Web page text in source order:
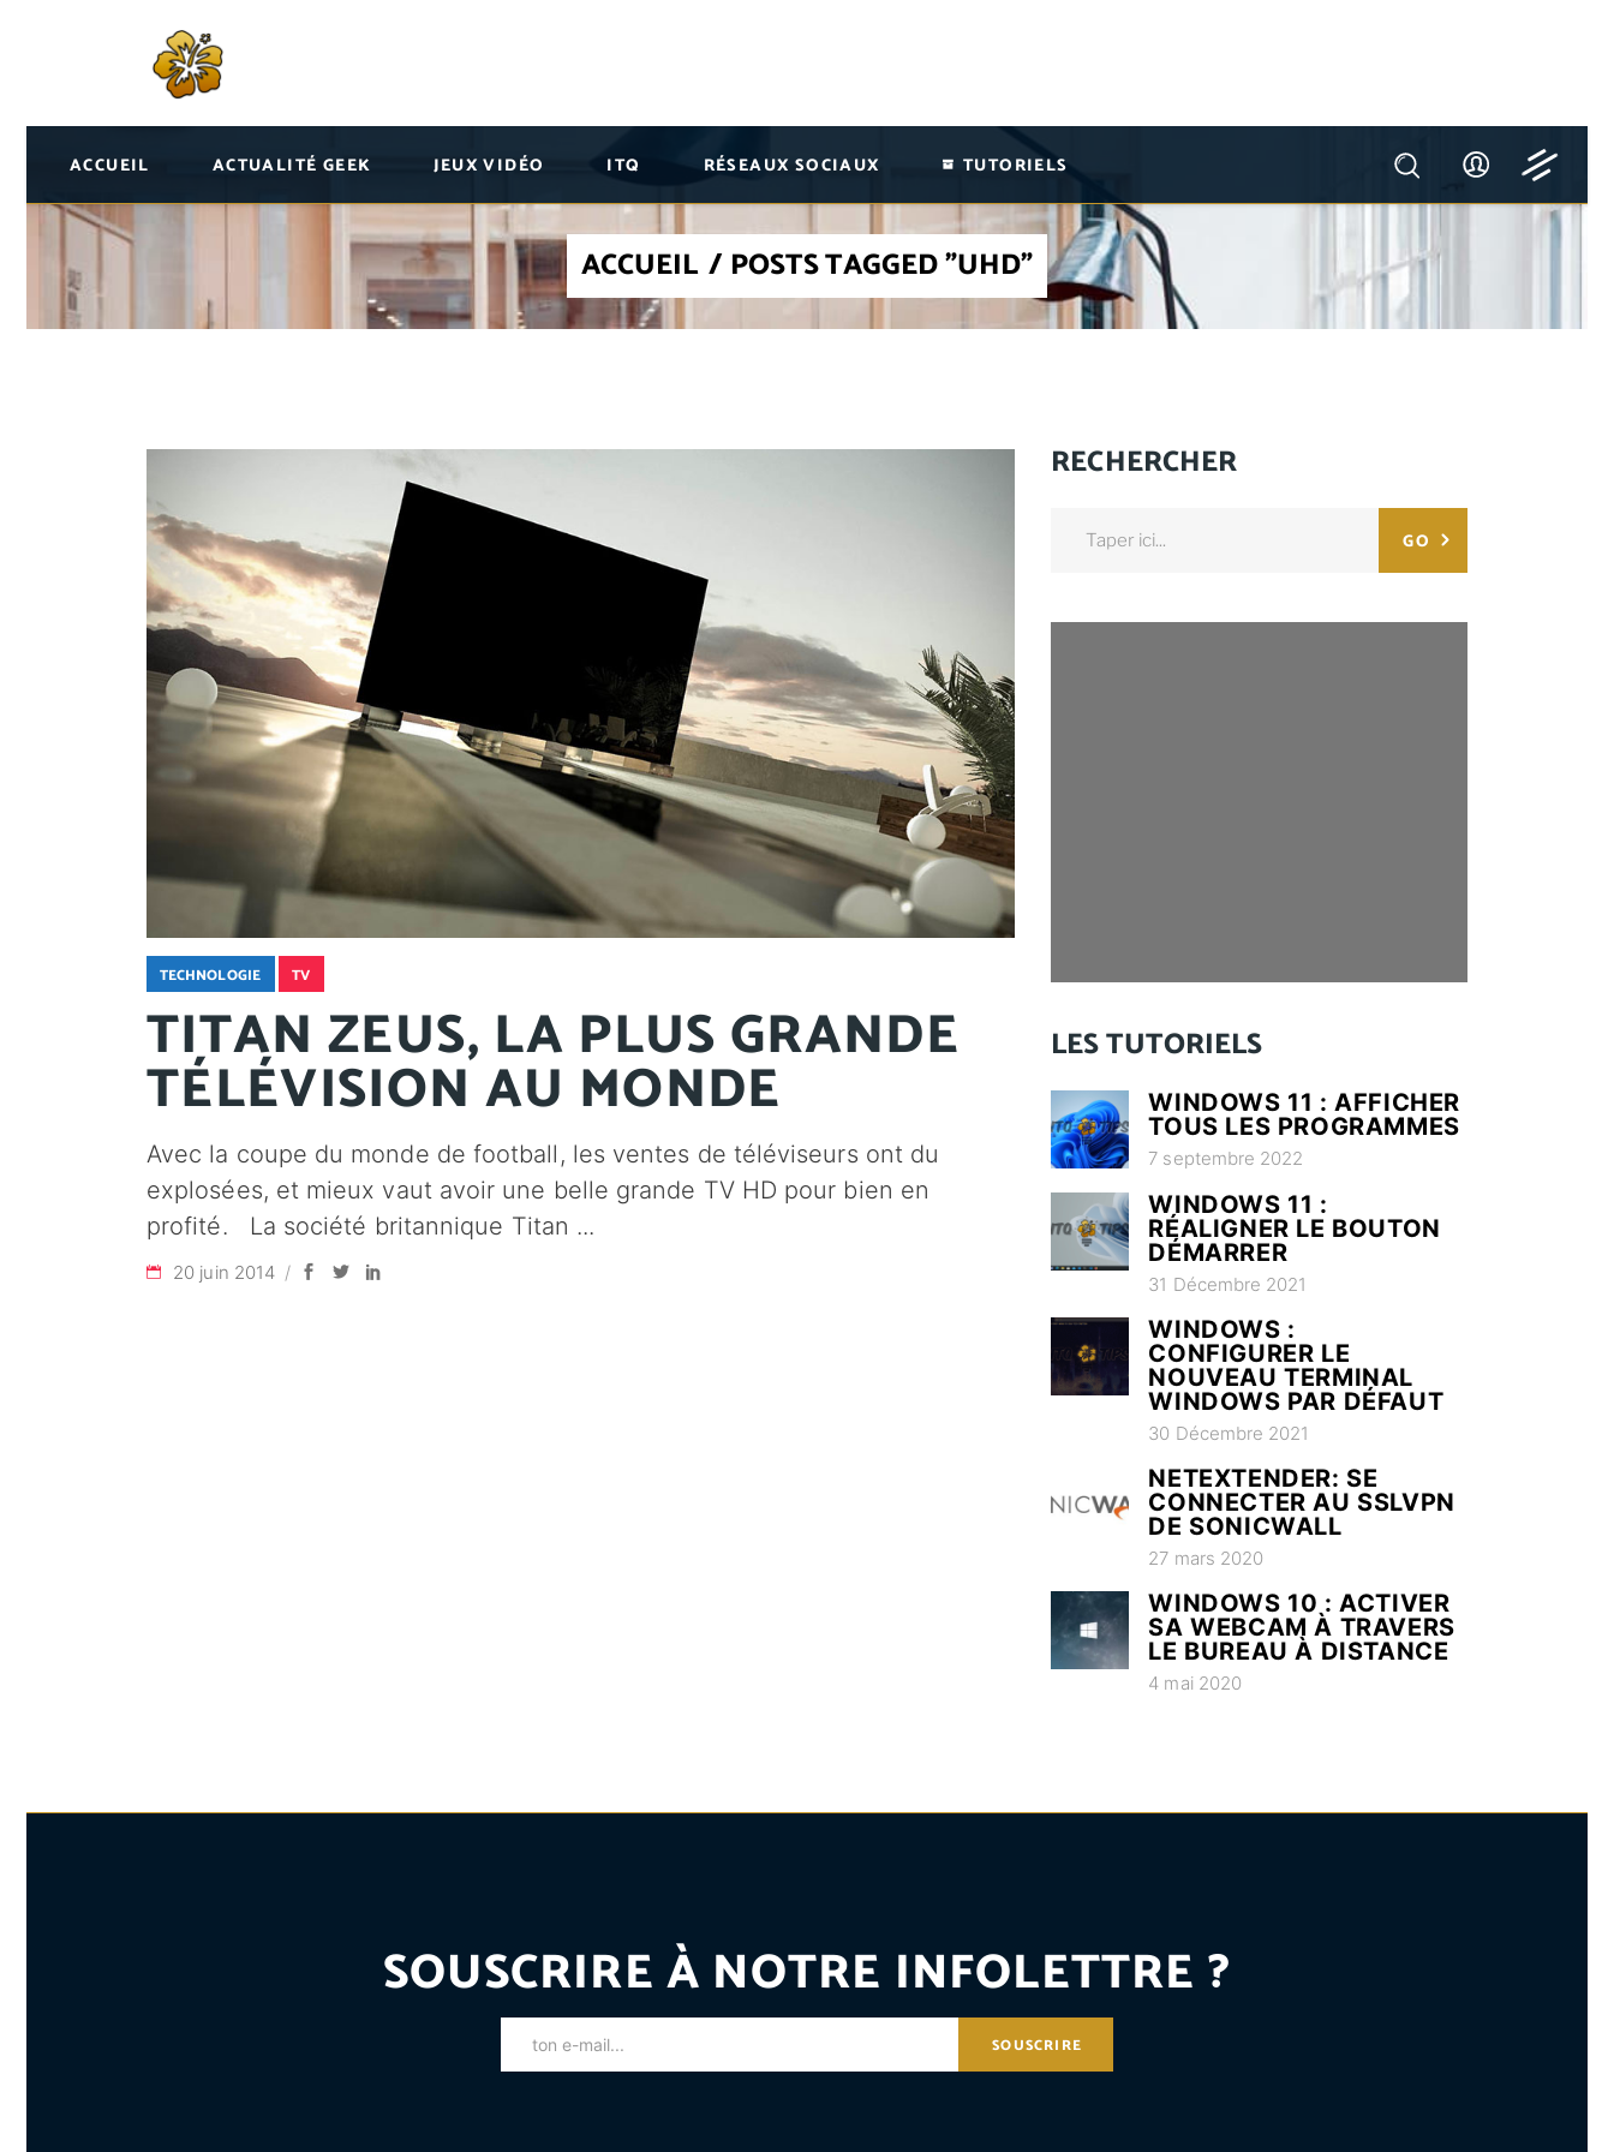
ACCUEIL ACTUALITÉ GEEK JEUX VIDÉO ITQ RÉSEAUX SOCIAUX TUTORIELS
ACCUEIL / POSTS TAGGED "UHD"
TECHNOLOGIE TV
TITAN ZEUS, LA PLUS GRANDE
TÉLÉVISION AU MONDE
Avec la coupe du monde de football, les ventes de téléviseurs ont du
explosées, et mieux vaut avoir une belle grande TV HD pour bien en
profité. La société britannique Titan
20 juin 2014
RECHERCHER
GO
LES TUTORIELS
WINDOWS 11 : AFFICHER
TOUS LES PROGRAMMES
7 septembre 2022
WINDOWS 11 :
RÉALIGNER LE BOUTON
DÉMARRER
31 Décembre 2021
WINDOWS :
CONFIGURER LE
NOUVEAU TERMINAL
WINDOWS PAR DÉFAUT
30 Décembre 2021
NETEXTENDER: SE
CONNECTER AU SSLVPN
DE SONICWALL
27 mars 2020
WINDOWS 10 : ACTIVER
SA WEBCAM À TRAVERS
LE BUREAU À DISTANCE
4 mai 2020
SOUSCRIRE À NOTRE INFOLETTRE ?
SOUSCRIRE